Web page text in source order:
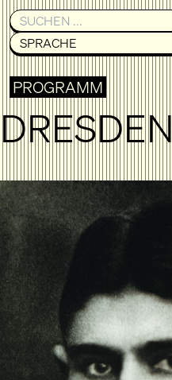
PROGRAMM
DRESDEN